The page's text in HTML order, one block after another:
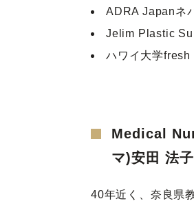
ADRA Japanネ
Jelim Plastic
ハワイ大学
Medical
マ)安田 法
40年近く、奈良県